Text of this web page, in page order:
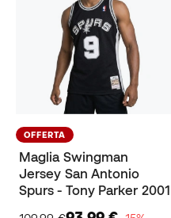
OFFERTA
Maglia Swingman
Jersey San Antonio
Spurs - Tony Parker 2001